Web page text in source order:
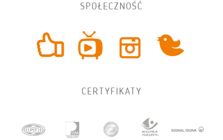
SPOŁECZNOŚĆ
CERTYFIKATY